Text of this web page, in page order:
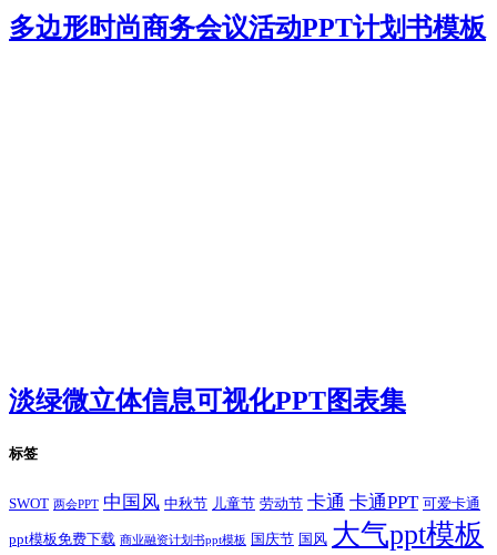
多边形时尚商务会议活动PPT计划书模板
淡绿微立体信息可视化PPT图表集
标签
SWOT 两会PPT 中国风 中秋节 儿童节 劳动节 卡通 卡通PPT 可爱卡通
ppt模板免费下载 商业融资计划书ppt模板 国庆节 国风 大气ppt模板